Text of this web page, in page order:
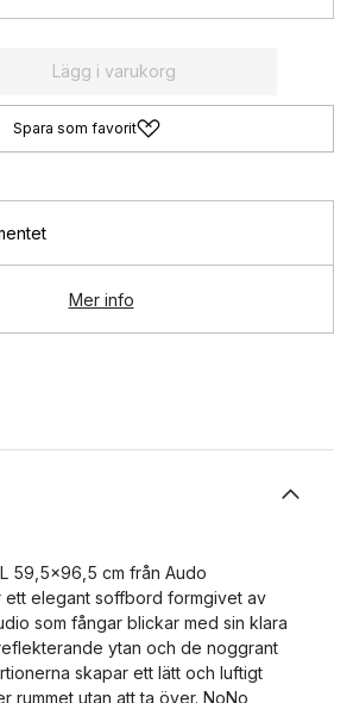
Lägg i varukorg
Spara som favorit
Mer info
59,5x96,5 cm från Audo
ett elegant soffbord formgivet av
som fångar blickar med sin klara
ytan och de noggrant
skapar ett lätt och luftigt
rummet utan att ta över. NoNo